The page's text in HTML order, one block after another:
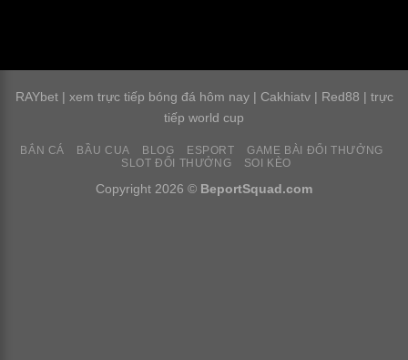
RAYbet| xem trực tiếp bóng đá hôm nay | Cakhiatv| Red88 | trực
tiếp world cup
BẮN CÁ BẦU CUA BLOG ESPORT
GAME BÀI ĐỔI THƯỞNG
SLOT ĐỔI THƯỞNG
SOI KÈO
Copyright 2026 © BeportSquad.com